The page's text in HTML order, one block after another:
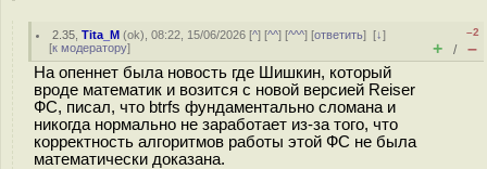
2.35 ,Tita_M (ok), 08:22, 15/06/2026 [^] [^^] [^^^] [ответить][↓]
[к модератору]
–2
+ / –
На опеннет была новость где Шишкин, который
вроде математик и возится с новой версией Reiser
ФС, писал, что btrfs фундаментально сломана и
никогда нормально не заработает из-за того, что
корректность алгоритмов работы этой ФС не была
математически доказана.